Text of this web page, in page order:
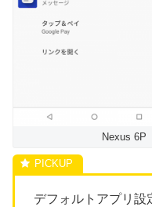
Nexus 6P
デフォルトアプリ設